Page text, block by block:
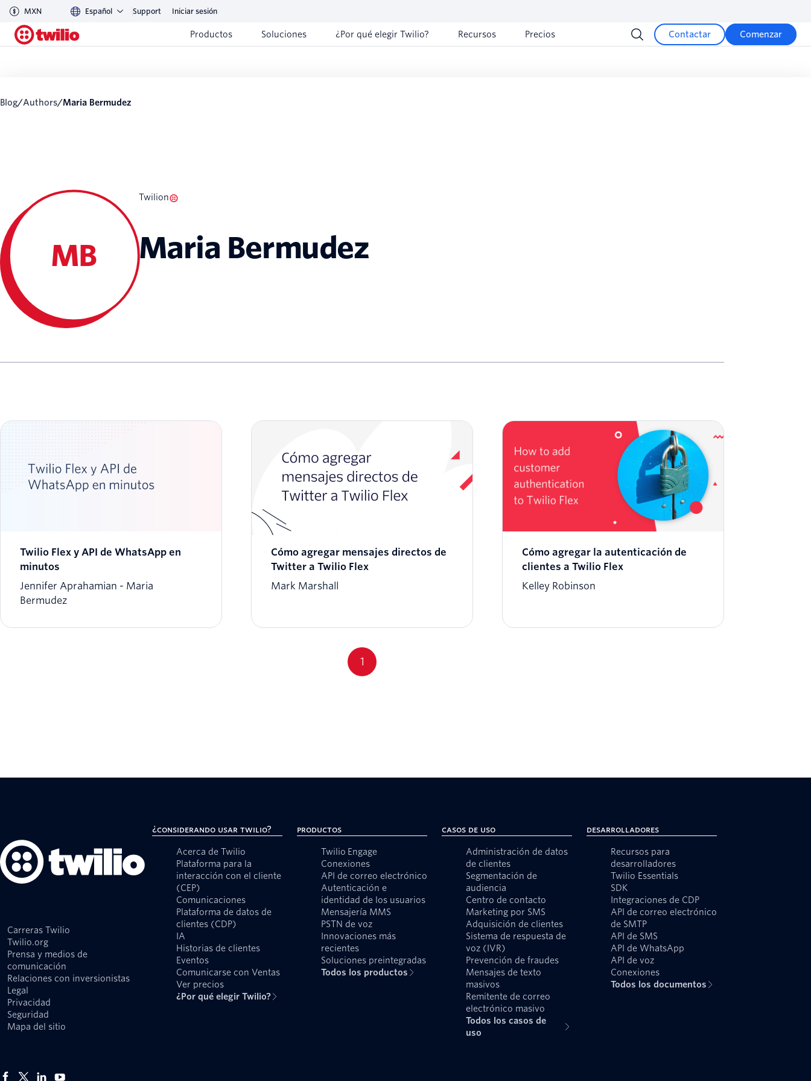
MXN Español Support Iniciar sesión
Productos Soluciones ¿Por qué elegir Twilio? Recursos Precios Contactar Comenzar
Blog/ Authors/ Maria Bermudez
MB
Twilion
Maria Bermudez
Twilio Flex y API de WhatsApp en
minutos
Jennifer Aprahamian
Maria
Bermudez
Cómo agregar mensajes directos de
Twitter a Twilio Flex
Mark Marshall
Cómo agregar la autenticación de
clientes a Twilio Flex
Kelley Robinson
1
Carreras Twilio
Twilio.org
Prensa y medios de
comunicación
Relaciones con inversionistas
Legal
Privacidad
Seguridad
Mapa del sitio
¿Considerando usar Twilio?
Acerca de Twilio
Plataforma para la
interacción con el cliente
(CEP)
Comunicaciones
Plataforma de datos de
clientes (CDP)
IA
Historias de clientes
Eventos
Comunicarse con Ventas
Ver precios
¿Por qué elegir Twilio?
Productos
Twilio Engage
Conexiones
API de correo electrónico
Autenticación e
identidad de los usuarios
Mensajería MMS
PSTN de voz
Innovaciones más
recientes
Soluciones preintegradas
Todos los productos
Casos de uso
Administración de datos
de clientes
Segmentación de
audiencia
Centro de contacto
Marketing por SMS
Adquisición de clientes
Sistema de respuesta de
voz (IVR)
Prevención de fraudes
Mensajes de texto
masivos
Remitente de correo
electrónico masivo
Todos los casos de
uso
Desarrolladores
Recursos para
desarrolladores
Twilio Essentials
SDK
Integraciones de CDP
API de correo electrónico
de SMTP
API de SMS
API de WhatsApp
API de voz
Conexiones
Todos los documentos